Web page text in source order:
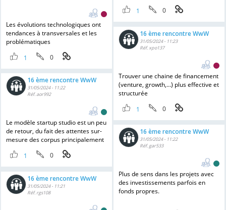
1
0
Les évolutions technologiques ont
tendances à transversales et les
problématiques
1
0
16 ème rencontre WwW
31/05/2024 - 11:23
Réf. xpo137
Trouver une chaine de financement
(venture, growth,…) plus effective et
structurée
1
0
16 ème rencontre WwW
31/05/2024 - 11:22
Réf. aor992
Le modèle startup studio est un peu
de retour, du fait des attentes sur-
mesure des corpus principalement
1
0
16 ème rencontre WwW
31/05/2024 - 11:22
Réf. gar533
Plus de sens dans les projets avec
des investissements parfois en
fonds propres.
16 ème rencontre WwW
31/05/2024 - 11:21
Réf. rgs108